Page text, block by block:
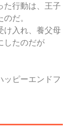
た行動は、王子
だ。
け入れ、養父母
したのだが
ッピーエンドフ